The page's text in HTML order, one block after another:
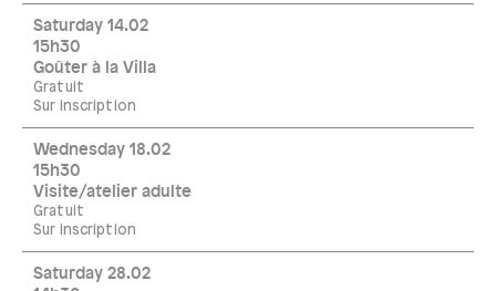
Saturday 14.02
15h30
Goûter à la Villa
Gratuit
Sur inscription
Wednesday 18.02
15h30
Visite/atelier adulte
Gratuit
Sur inscription
Saturday 28.02